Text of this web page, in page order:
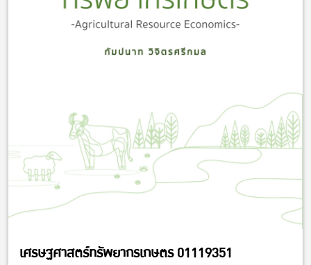
เศรษฐศาสตร์ทรัพยากรเกษตร 01119351